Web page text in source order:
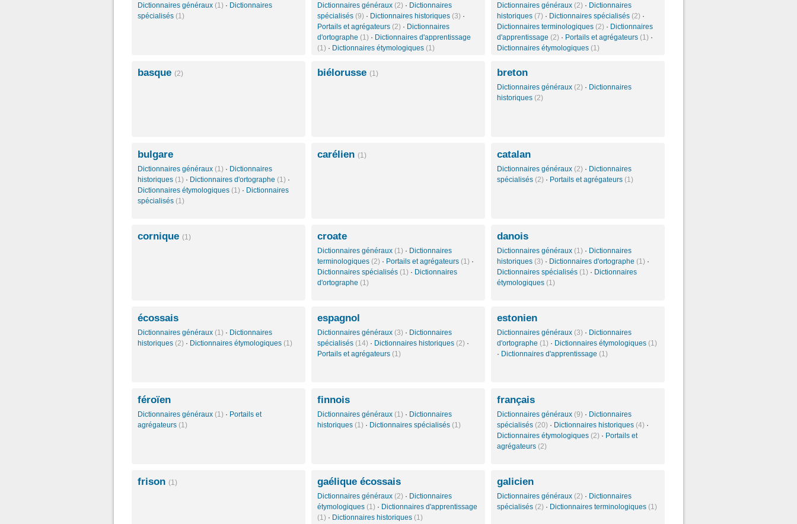
Dictionnaires généraux (1) · Dictionnaires
spécialisés (1)
Dictionnaires généraux (2) · Dictionnaires
spécialisés (9) · Dictionnaires historiques (3) ·
Portails et agrégateurs (2) · Dictionnaires
d'ortographe (1) · Dictionnaires d'apprentissage
(1) · Dictionnaires étymologiques (1)
Dictionnaires généraux (2) · Dictionnaires
historiques (7) · Dictionnaires spécialisés (2) ·
Dictionnaires terminologiques (2) · Dictionnaires
d'apprentissage (2) · Portails et agrégateurs (1) ·
Dictionnaires étymologiques (1)
basque (2) biélorusse (1) breton
Dictionnaires généraux (2) · Dictionnaires
historiques (2)
bulgare
Dictionnaires généraux (1) · Dictionnaires
historiques (1) · Dictionnaires d'ortographe (1) ·
Dictionnaires étymologiques (1) · Dictionnaires
spécialisés (1)
carélien (1) catalan
Dictionnaires généraux (2) · Dictionnaires
spécialisés (2) · Portails et agrégateurs (1)
cornique (1) croate
Dictionnaires généraux (1) · Dictionnaires
terminologiques (2) · Portails et agrégateurs (1) ·
Dictionnaires spécialisés (1) · Dictionnaires
d'ortographe (1)
danois
Dictionnaires généraux (1) · Dictionnaires
historiques (3) · Dictionnaires d'ortographe (1) ·
Dictionnaires spécialisés (1) · Dictionnaires
étymologiques (1)
écossais
Dictionnaires généraux (1) · Dictionnaires
historiques (2) · Dictionnaires étymologiques (1)
espagnol
Dictionnaires généraux (3) · Dictionnaires
spécialisés (14) · Dictionnaires historiques (2) ·
Portails et agrégateurs (1)
estonien
Dictionnaires généraux (3) · Dictionnaires
d'ortographe (1) · Dictionnaires étymologiques (1)
· Dictionnaires d'apprentissage (1)
féroïen
Dictionnaires généraux (1) · Portails et
agrégateurs (1)
finnois
Dictionnaires généraux (1) · Dictionnaires
historiques (1) · Dictionnaires spécialisés (1)
français
Dictionnaires généraux (9) · Dictionnaires
spécialisés (20) · Dictionnaires historiques (4) ·
Dictionnaires étymologiques (2) · Portails et
agrégateurs (2)
frison (1) gaélique écossais
Dictionnaires généraux (2) · Dictionnaires
étymologiques (1) · Dictionnaires d'apprentissage
(1) · Dictionnaires historiques (1)
galicien
Dictionnaires généraux (2) · Dictionnaires
spécialisés (2) · Dictionnaires terminologiques (1)